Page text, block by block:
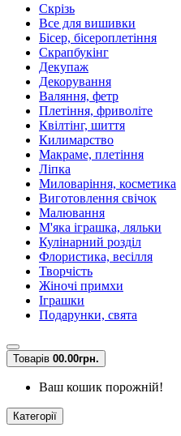
Скрізь
Все для вишивки
Бісер, бісероплетіння
Скрапбукінг
Декупаж
Декорування
Валяння, фетр
Плетіння, фриволіте
Квілтінг, шиття
Килимарство
Макраме, плетіння
Ліпка
Миловаріння, косметика
Виготовлення свічок
Малювання
М'яка іграшка, ляльки
Кулінарний розділ
Флористика, весілля
Творчість
Жіночі примхи
Іграшки
Подарунки, свята
Товарів 00.00грн.
Ваш кошик порожній!
Категорії